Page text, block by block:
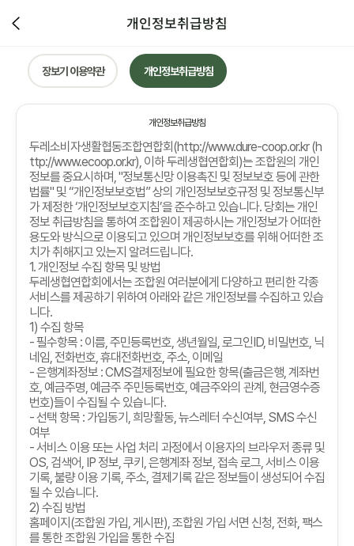
개인정보취급방침
장보기 이용약관 개인정보취급방침
개인정보취급방침
두레소비자생활협동조합연합회 (http://www.dure-coop.or.kr (h
ttp://www.ecoop.or.kr), 이하 두레생협연합회 )는 조합원의 개인
정보를 중요시하며, "정보통신망 이용촉진 및 정보보호 등에 관한
법률" 및“개인정보보호법”상의 개인정보보호규정 및 정보통신부
가 제정한‘개인정보보호지침’을 준수하고 있습니다. 당회는 개인
정보 취급방침을 통하여 조합원이 제공하시는 개인정보가 어떠한
용도와 방식으로 이용되고 있으며 개인정보보호를 위해 어떠한 조
치가 취해지고 있는지 알려드립니다.
1.개인정보 수집 항목 및 방법
두레생협연합회에서는 조합원 여러분에게 다양하고 편리한 각종
서비스를 제공하기 위하여 아래와 같은 개인정보를 수집하고 있습
니다.
1) 수집 항목
-필수항목 : 이름,주민등록번호,생년월일,로그인ID, 비밀번호, 닉
네임, 전화번호,휴대전화번호,주소, 이메일
-은행계좌정보 : CMS결제정보에 필요한 항목(출금은행,계좌번
호, 예금주명, 예금주 주민등록번호, 예금주와의 관계 , 현금영수증
번호)들이 수집될 수 있습니다.
- 선택 항목 : 가입동기 ,희망활동,뉴스레터 수신여부, SMS수신
여부
-서비스 이용 또는 사업 처리 과정에서 이용자의 브라우저 종류 및
OS, 검색어, IP 정보,쿠키 ,은행계좌 정보, 접속 로그,서비스 이용
기록,불량 이용 기록,주소, 결제기록 같은 정보들이 생성되어 수집
될 수 있습니다.
2) 수집 방법
홈페이지 (조합원 가입,게시판),조합원 가입 서면 신청, 전화, 팩스
를 통한 조합원 가입을 통한 수집